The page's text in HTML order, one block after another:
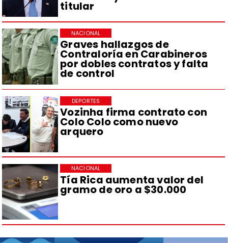
titular
Graves hallazgos de
Contraloría en Carabineros
por dobles contratos y falta
de control
NACIONAL
Vozinha firma contrato con
Colo Colo como nuevo
arquero
DEPORTES
Tía Rica aumenta valor del
gramo de oro a $30.000
NACIONAL